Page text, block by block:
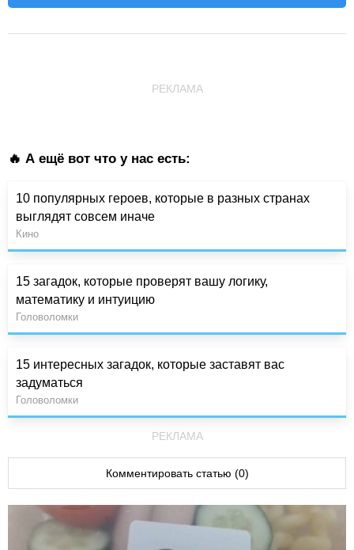
РЕКЛАМА
🔥 А ещё вот что у нас есть:
10 популярных героев, которые в разных странах
выглядят совсем иначе
Кино
15 загадок, которые проверят вашу логику,
математику и интуицию
Головоломки
15 интересных загадок, которые заставят вас
задуматься
Головоломки
РЕКЛАМА
Комментировать статью (0)